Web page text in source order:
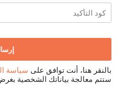
بالنقر هنا، أنت توافق على سياسة
ستتم معالجة بياناتك الشخصية